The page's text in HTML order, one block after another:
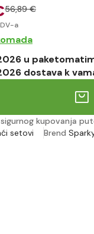
56,89 €
a
u
dostava k
kupovanja
setovi
Brend